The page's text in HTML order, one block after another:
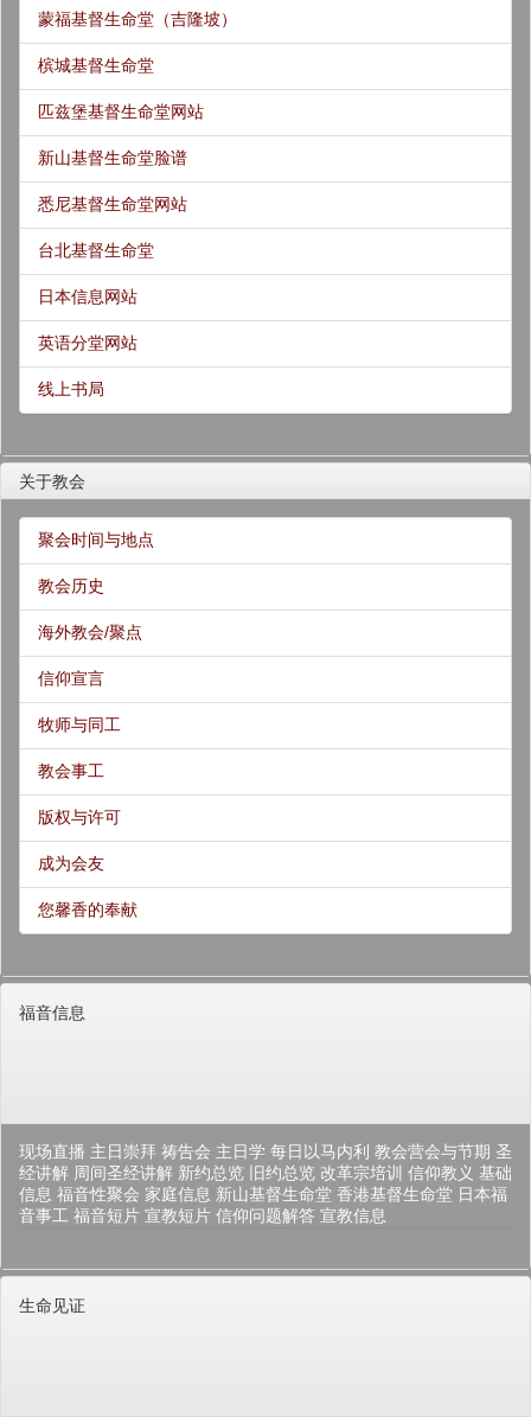
蒙福基督生命堂（吉隆坡）
槟城基督生命堂
匹兹堡基督生命堂网站
新山基督生命堂脸谱
悉尼基督生命堂网站
台北基督生命堂
日本信息网站
英语分堂网站
线上书局
关于教会
聚会时间与地点
教会历史
海外教会/聚点
信仰宣言
牧师与同工
教会事工
版权与许可
成为会友
您馨香的奉献
福音信息
现场直播 主日崇拜 祷告会 主日学 每日以马内利 教会营会与节期 圣
经讲解 周间圣经讲解 新约总览 旧约总览 改革宗培训 信仰教义 基础
信息 福音性聚会 家庭信息 新山基督生命堂 香港基督生命堂 日本福
音事工 福音短片 宣教短片 信仰问题解答 宣教信息
生命见证